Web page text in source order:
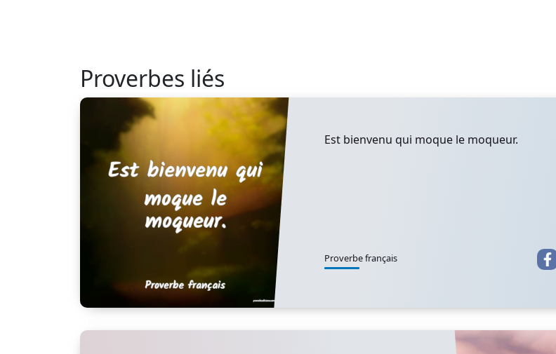
Proverbes liés
Est bienvenu qui moque le moqueur.
Proverbe français